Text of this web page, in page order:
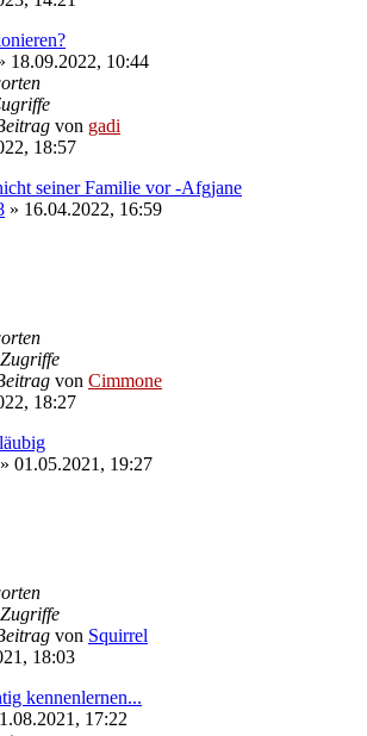
18.09.2022, 10:44
von gadi
18:57
seiner Familie vor -Afgjane
» 16.04.2022, 16:59
Zugriffe
von Cimmone
18:27
» 01.05.2021, 19:27
Zugriffe
von Squirrel
18:03
kennenlernen...
17:22